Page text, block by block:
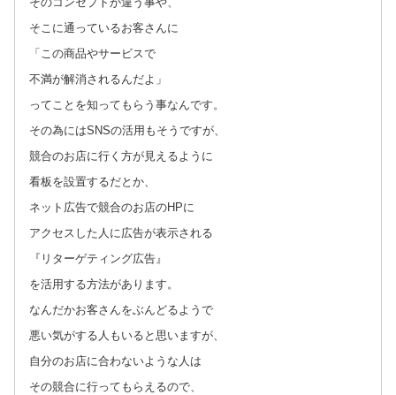
そこに通っているお客さんに
「この商品やサービスで
不満が解消されるんだよ」
ってことを知ってもらう事なんです。
その為にはSNSの活用もそうですが、
競合のお店に行く方が見えるように
看板を設置するだとか、
ネット広告で競合のお店のHPに
アクセスした人に広告が表示される
『リターゲティング広告』
を活用する方法があります。
なんだかお客さんをぶんどるようで
悪い気がする人もいると思いますが、
自分のお店に合わないような人は
その競合に行ってもらえるので、